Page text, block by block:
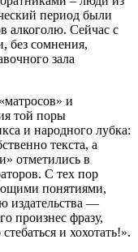
период были
алкоголю. Сейчас с
без сомнения,
зала
и
той поры
и народного лубка:
текста, а
отметились в
С тех пор
понятиями,
издательства —
произнес фразу,
и хохотать!».